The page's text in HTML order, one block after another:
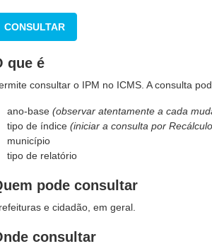
CONSULTAR
que é
consultar o IPM no ICMS. A consulta
ano-base(observar atentamente a cada
tipo de índice(iniciar a consulta por
município
tipo de relatório
pode consultar
e cidadão, em geral.
consultar